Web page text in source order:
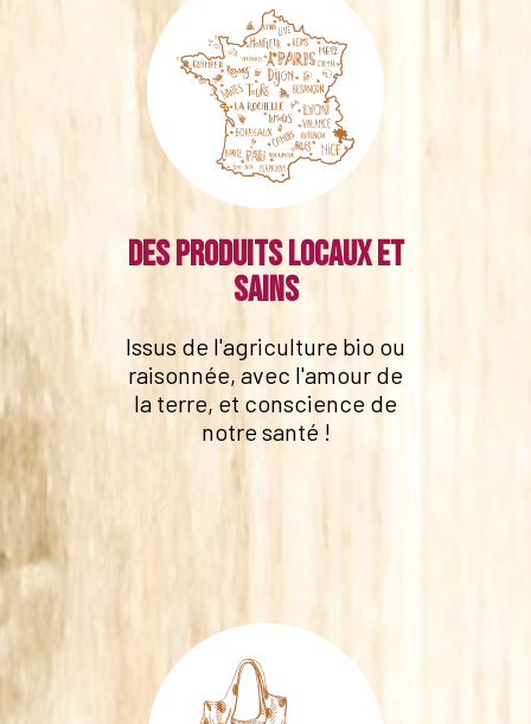
Des produits locaux et
sains
Issus de l'agriculture bio ou
raisonnée, avec l'amour de
la terre, et conscience de
notre santé !